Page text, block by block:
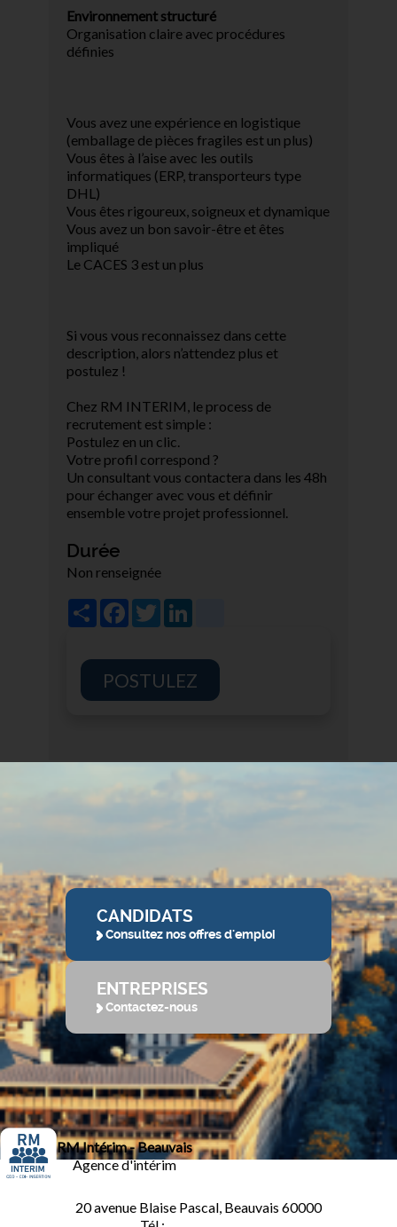
Environnement structuré
Organisation claire avec procédures
définies
Vous avez une expérience en logistique
(emballage de pièces fragiles est un plus)
Vous êtes à l’aise avec les outils
informatiques (ERP, transporteurs type
DHL)
Vous êtes rigoureux, soigneux et dynamique
Vous avez un bon savoir-être et êtes
impliqué
Le CACES 3 est un plus
Si vous vous reconnaissez dans cette
description, alors n’attendez plus et
postulez !
Chez RM INTERIM, le process de
recrutement est simple :
Postulez en un clic.
Votre profil correspond ?
Un consultant vous contactera dans les 48h
pour échanger avec vous et définir
ensemble votre projet professionnel.
Durée
Non renseignée
Share Facebook
Twitter
POSTULEZ
CANDIDATS
Consultez nos offres d'emploi
ENTREPRISES
Contactez-nous
RM Intérim - Beauvais
Agence d'intérim
20 avenue Blaise Pascal, Beauvais 60000